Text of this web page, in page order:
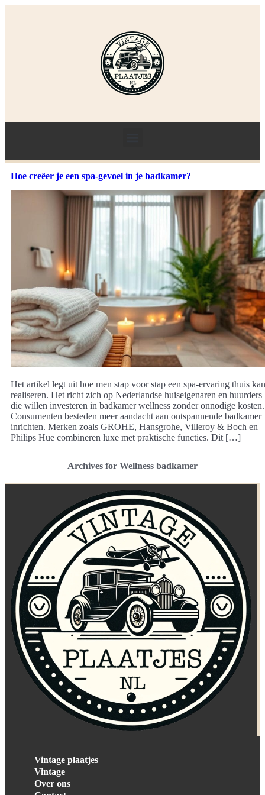
Hoe creëer je een spa-gevoel in je badkamer?
Het artikel legt uit hoe men stap voor stap een spa-ervaring thuis kan
realiseren. Het richt zich op Nederlandse huiseigenaren en huurders
die willen investeren in badkamer wellness zonder onnodige kosten.
Consumenten besteden meer aandacht aan ontspannende badkamer
inrichten. Merken zoals GROHE, Hansgrohe, Villeroy & Boch en
Philips Hue combineren luxe met praktische functies. Dit […]
Archives for Wellness badkamer
Vintage plaatjes
Vintage
Over ons